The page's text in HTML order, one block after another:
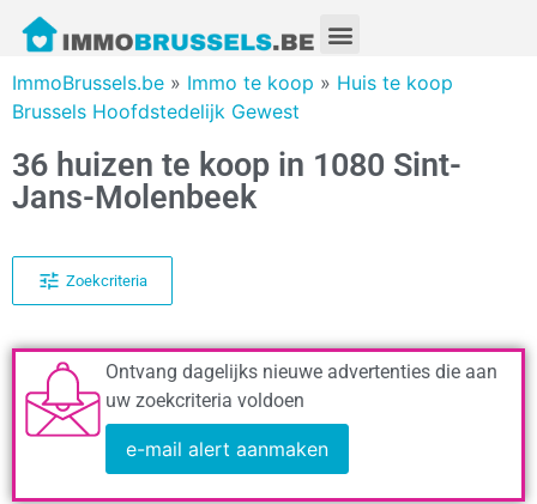
ImmoBrussels.be » Immo te koop » Huis te koop
Brussels Hoofdstedelijk Gewest
36 huizen te koop in 1080 Sint-
Jans-Molenbeek
Zoekcriteria
Ontvang dagelijks nieuwe advertenties die aan
uw zoekcriteria voldoen
e-mail alert aanmaken